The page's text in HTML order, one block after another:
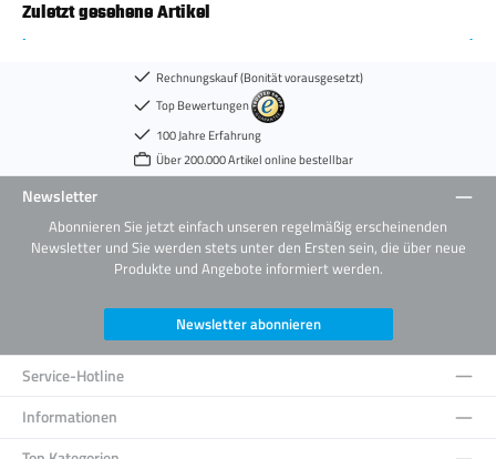
Zuletzt gesehene Artikel
Rechnungskauf (Bonität vorausgesetzt)
Top Bewertungen
100 Jahre Erfahrung
Über 200.000 Artikel online bestellbar
Newsletter
Abonnieren Sie jetzt einfach unseren regelmäßig erscheinenden
Newsletter und Sie werden stets unter den Ersten sein, die über neue
Produkte und Angebote informiert werden.
Newsletter abonnieren
Service-Hotline
Informationen